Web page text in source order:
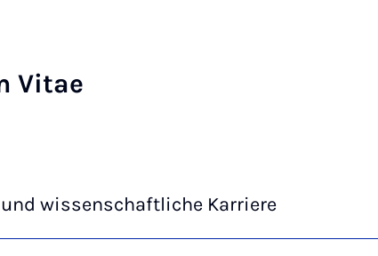
Vitae
wissenschaftliche Karriere